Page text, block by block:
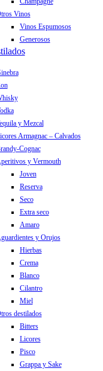
Vinos
Vinos Espumosos
Generosos
y Mezcal
Armagnac – Calvados
Cognac
y Vermouth
Joven
Reserva
Seco
Extra seco
Amaro
y Orujos
Hierbas
Crema
Blanco
Cilantro
Miel
destilados
Bitters
Licores
Pisco
Grappa y Sake